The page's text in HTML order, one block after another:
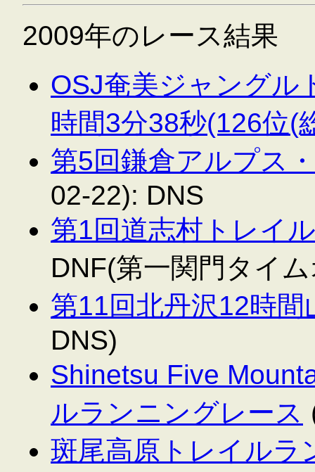
2009年のレース結果
OSJ奄美ジャングル
時間3分38秒(126位(
第5回鎌倉アルプス
02-22): DNS
第1回道志村トレイ
DNF(第一関門タイ
第11回北丹沢12時
DNS)
Shinetsu Five
ルランニングレース
斑尾高原トレイルラ